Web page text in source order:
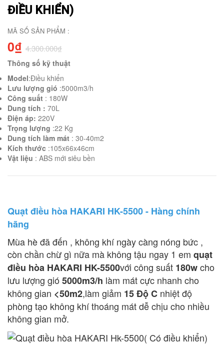
ĐIỀU KHIỂN)
MÃ SỐ SẢN PHẨM :
0₫ 4.300.000₫
Thông số kỹ thuật
Model:Điều khiển
Lưu lượng gió :5000m3/h
Công suất : 180W
Dung tích : 70L
Điện áp: 220V
Trọng lượng :22 Kg
Dung tích làm mát : 30-40m2
Kích thước :105x66x46cm
Vật liệu : ABS mới siêu bền
Quạt điều hòa HAKARI HK-5500 - Hàng chính
hãng
Mùa hè đã đến , không khí ngày càng nóng bức ,
còn chần chừ gì nữa mà không tậu ngay 1 em quạt
điều hòa HAKARI HK-5500với công suất 180wcho
lưu lượng gió 5000m3/h làm mát cực nhanh cho
không gian <50m2,làm giảm 15 Độ C nhiệt độ
phòng tạo không khí thoáng mát dễ chịu cho nhiều
không gian mở.